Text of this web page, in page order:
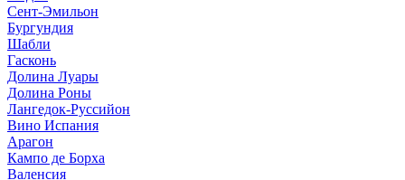
Сент-Эмильон
Бургундия
Шабли
Гасконь
Долина Луары
Долина Роны
Лангедок-Руссийон
Вино Испания
Арагон
Кампо де Борха
Валенсия